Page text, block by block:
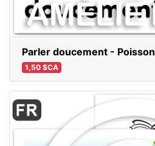
Parler doucement - Poisson
1,50 $CA